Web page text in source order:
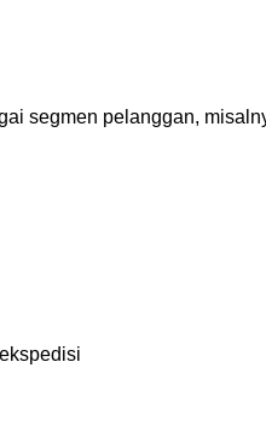
segmen pelanggan,